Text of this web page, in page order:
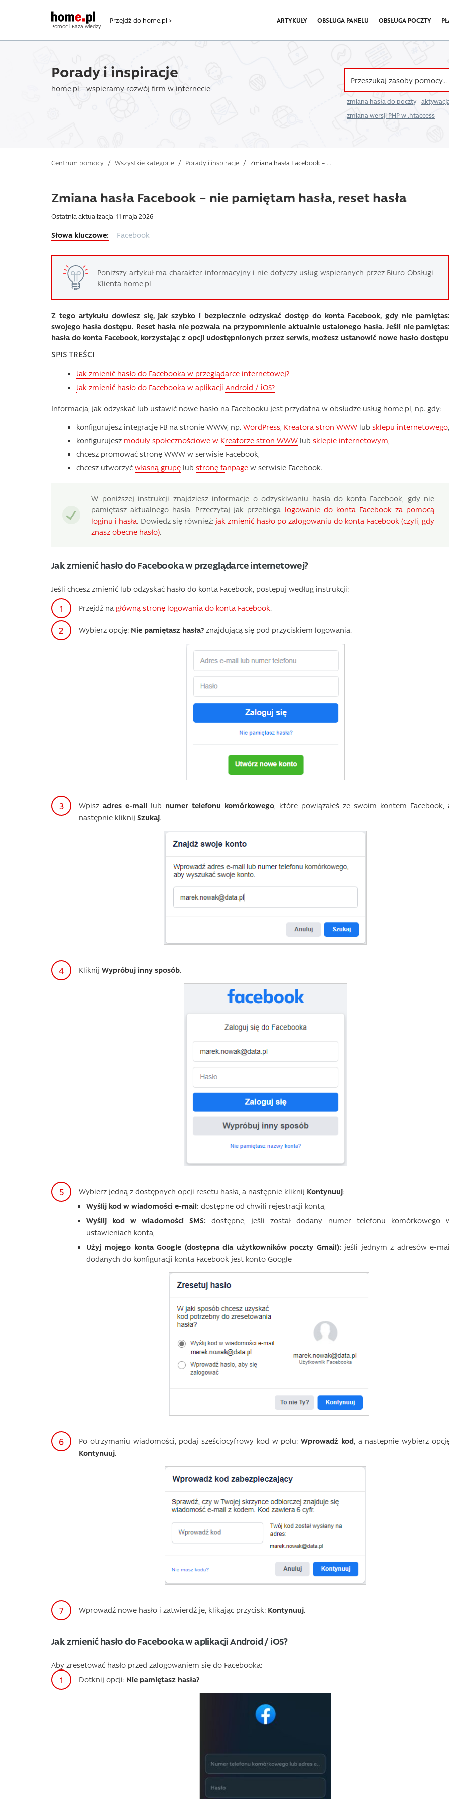
Pomoc i Baza wiedzy
Przejdź do home.pl > ARTYKUŁY OBSŁUGA PANELU OBSŁUGA POCZTY
Porady i inspiracje
home.pl - wspieramy rozwój firm w internecie
zmiana hasła do poczty
zmiana wersji PHP w .htaccess
Centrum pomocy / Wszystkie kategorie / Porady i inspiracje / Zmiana hasła Facebook – ...
Zmiana hasła Facebook – nie pamiętam hasła, reset hasła
Ostatnia aktualizacja: 11 maja 2026
Facebook
Poniższy artykuł ma charakter informacyjny i nie dotyczy usług wspieranych przez Biuro Obsługi
Klienta home.pl
Z tego artykułu dowiesz się, jak szybko i bezpiecznie odzyskać dostęp do konta Facebook, gdy nie
swojego hasła dostępu. Reset hasła nie pozwala na przypomnienie aktualnie ustalonego hasła. Jeśli nie
hasła do konta Facebook, korzystając z opcji udostępnionych przez serwis, możesz ustanowić nowe hasło
SPIS TREŚCI
Jak zmienić hasło do Facebooka w przeglądarce internetowej?
Jak zmienić hasło do Facebooka w aplikacji Android / iOS?
Informacja, jak odzyskać lub ustawić nowe hasło na Facebooku jest przydatna w obsłudze usług home.pl, np. gdy:
konfigurujesz integrację FB na stronie WWW, np. WordPress Kreatora stron WWW lub sklepu internetowego
konfigurujesz moduły społecznościowe w Kreatorze stron WWW lub sklepie internetowym
chcesz promować stronę WWW w serwisie Facebook,
chcesz utworzyć własną grupę lub stronę fanpage w serwisie Facebook.
W poniższej instrukcji znajdziesz informacje o odzyskiwaniu hasła do konta Facebook, gdy nie
pamiętasz aktualnego hasła. Przeczytaj jak przebiega logowanie do konta Facebook za pomocą
loginu i hasła. Dowiedz się również: jak zmienić hasło po zalogowaniu do konta Facebook (czyli, gdy
znasz obecne hasło).
Jak zmienić hasło do Facebooka w przeglądarce internetowej?
Jeśli chcesz zmienić lub odzyskać hasło do konta Facebook, postępuj według instrukcji:
Przejdź na główną stronę logowania do konta Facebook.
Wybierz opcję: Nie pamiętasz hasła? znajdującą się pod przyciskiem logowania.
Wpisz adres e-mail lub numer telefonu komórkowego, które powiązałeś ze swoim kontem Facebook,
następnie kliknij Szukaj.
Kliknij Wypróbuj inny sposób.
Wybierz jedną z dostępnych opcji resetu hasła, a następnie kliknij Kontynuuj:
Wyślij kod w wiadomości e-mail: dostępne od chwili rejestracji konta,
Wyślij kod w wiadomości SMS: dostępne, jeśli został dodany numer telefonu komórkowego
ustawieniach konta,
Użyj mojego konta Google (dostępna dla użytkowników poczty Gmail): jeśli jednym z adresów e-
dodanych do konfiguracji konta Facebook jest konto Google
Po otrzymaniu wiadomości, podaj sześciocyfrowy kod w polu:Wprowadź kod, a następnie wybierz
Kontynuuj.
Wprowadź nowe hasło i zatwierdź je, klikając przycisk: Kontynuuj.
Jak zmienić hasło do Facebooka w aplikacji Android / iOS?
Aby zresetować hasło przed zalogowaniem się do Facebooka:
Dotknij opcji: Nie pamiętasz hasła?